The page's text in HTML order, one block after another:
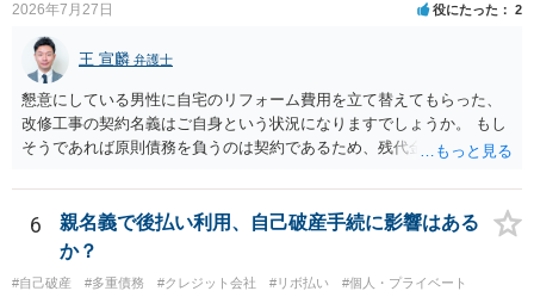
2026年7月27日 役にたった 2
王 宣麟 弁護士
懇意にしている男性に自宅のリフォーム費用を立て替えてもらった、
改修工事の契約名義はご自身という状況になりますでしょうか。 もし
そうであれば原則債務を負うのは契約であるため、残代金を捻出して
ます。 入籍した場合でも、原則契約者が単独で全ての債務を負うこと
には変わりがありません。 なかなか対応に難しい案件であり、公開の
場でアドバイスを行うのも限界があるように思われますので、資料等
を持参のうえ個別に弁護士に相談されることをお勧めします。
6
親名義で後払い利用、自己破産手続に影響はある
か？
#自己破産 #多重債務 #クレジット会社 #リボ払い #個人・プライベート